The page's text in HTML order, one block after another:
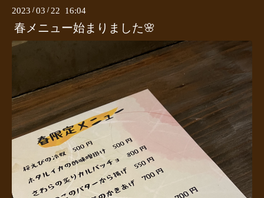
2023 /03 / 22 16:04
春メニュー始まりました🌸